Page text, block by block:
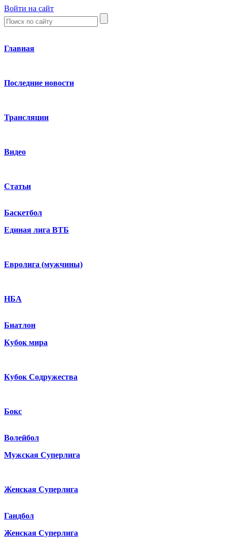
Войти на сайт
Главная
Последние новости
Трансляции
Видео
Статьи
Баскетбол
Единая лига ВТБ
Евролига (мужчины)
НБА
Биатлон
Кубок мира
Кубок Содружества
Бокс
Волейбол
Мужская Суперлига
Женская Суперлига
Гандбол
Женская Суперлига